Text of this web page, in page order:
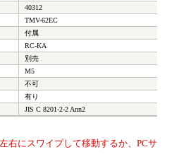
40312
TMV-62EC
付属
RC-KA
別売
M5
不可
有り
JIS C 8201-2-2 Ann2
右にスワイプして移動するか、PCサ